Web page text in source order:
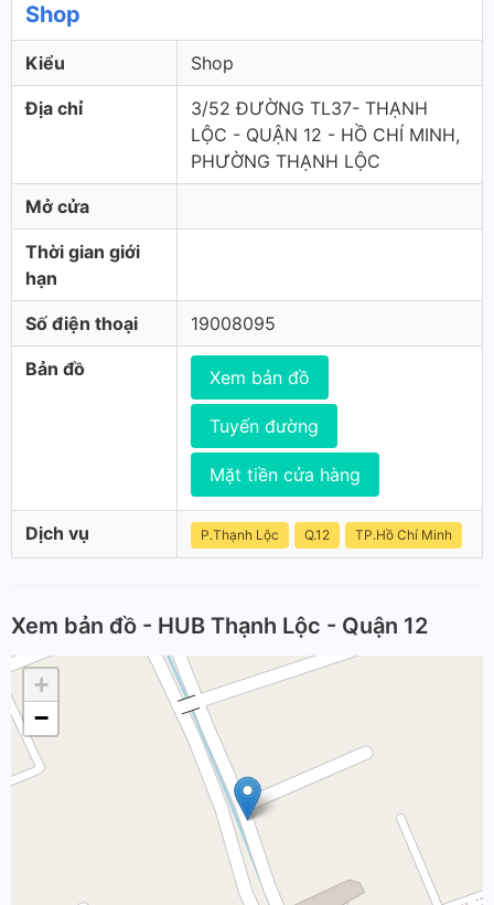
Shop
Kiểu Shop
Địa chỉ
3/52 ĐƯỜNG TL37- THẠNH
LỘC - QUẬN 12 - HỒ CHÍ MINH,
PHƯỜNG THẠNH LỘC
Mở cửa
Thời gian giới
hạn
Số điện thoại 19008095
Bản đồ Xem bản đồ
Tuyến đường
Mặt tiền cửa hàng
Dịch vụ P.Thạnh Lộc Q.12 TP.Hồ Chí Minh
Xem bản đồ - HUB Thạnh Lộc - Quận 12
+
−